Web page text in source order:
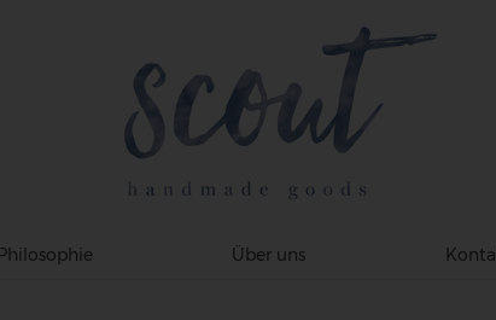
Philosophie Über uns